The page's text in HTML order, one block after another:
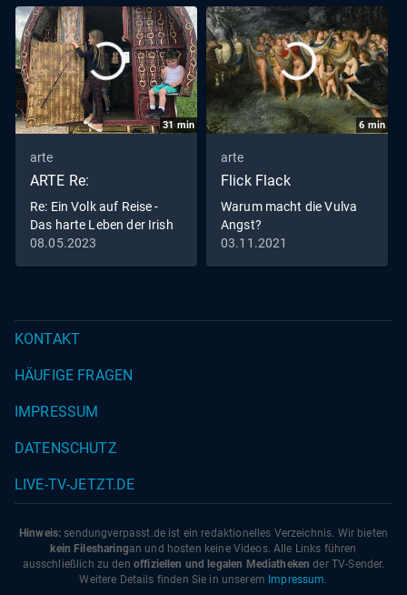
31 min
arte
ARTE Re:
Re: Ein Volk auf Reise -
Das harte Leben der Irish
Traveller
08.05.2023
6 min
arte
Flick Flack
Warum macht die Vulva
Angst?
03.11.2021
KONTAKT
HÄUFIGE FRAGEN
IMPRESSUM
DATENSCHUTZ
LIVE-TV-JETZT.DE
Hinweis: sendungverpasst.de ist ein redaktionelles Verzeichnis. Wir bieten
kein Filesharingan und hosten keine Videos. Alle Links führen
ausschließlich zu den offiziellen und legalen Mediatheken der TV-Sender.
Weitere Details finden Sie in unserem Impressum.